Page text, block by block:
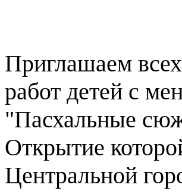
Приглашаем
работ детей с
"Пасхальные
Открытие
Центральной